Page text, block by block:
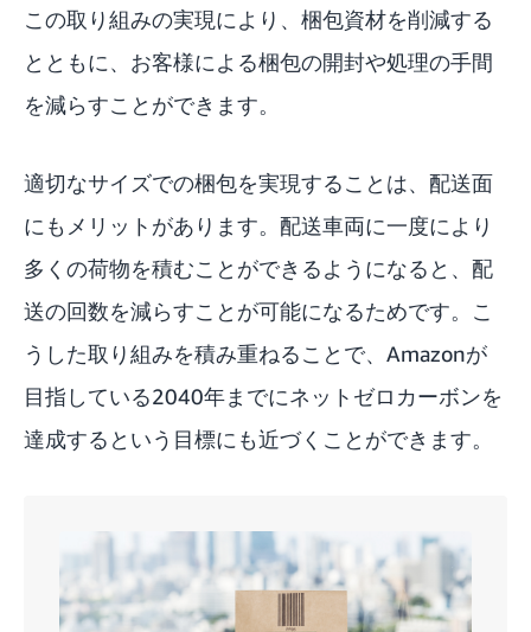
この取り組みの実現により、梱包資材を削減する
とともに、お客様による梱包の開封や処理の手間
を減らすことができます。
適切なサイズでの梱包を実現することは、配送面
にもメリットがあります。配送車両に一度により
多くの荷物を積むことができるようになると、配
送の回数を減らすことが可能になるためです。こ
うした取り組みを積み重ねることで、Amazonが
目指している2040年までにネットゼロカーボンを
達成するという目標にも近づくことができます。